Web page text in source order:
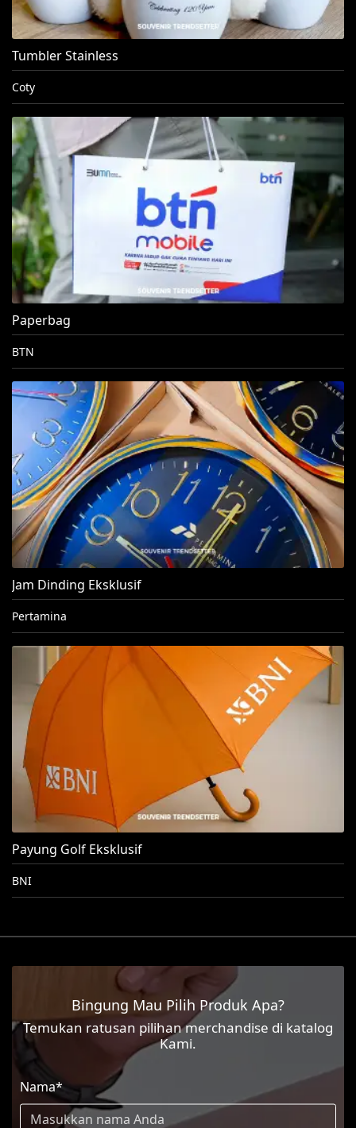
Tumbler Stainless
Coty
Paperbag
BTN
Jam Dinding Eksklusif
Pertamina
Payung Golf Eksklusif
BNI
Bingung Mau Pilih Produk Apa?
Temukan ratusan pilihan merchandise di katalog
Kami.
Nama*